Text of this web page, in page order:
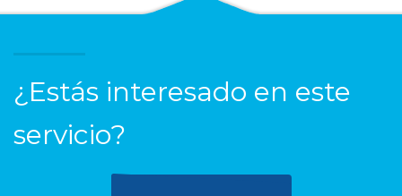
¿Estás interesado en este
servicio?